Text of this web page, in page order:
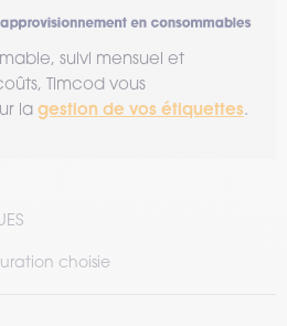
suivi mensuel et
Timcod vous
la gestion de vos étiquettes.
choisie